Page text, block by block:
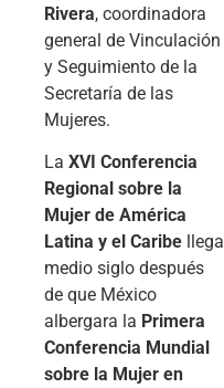
Rivera, coordinadora
general de Vinculación
y Seguimiento de la
Secretaría de las
Mujeres.
La XVI Conferencia
Regional sobre la
Mujer de América
Latina y el Caribe llega
medio siglo después
de que México
albergara la Primera
Conferencia Mundial
sobre la Mujer en